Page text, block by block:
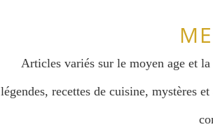
Articles variés sur le moyen age et
légendes, recettes de cuisine, mystères